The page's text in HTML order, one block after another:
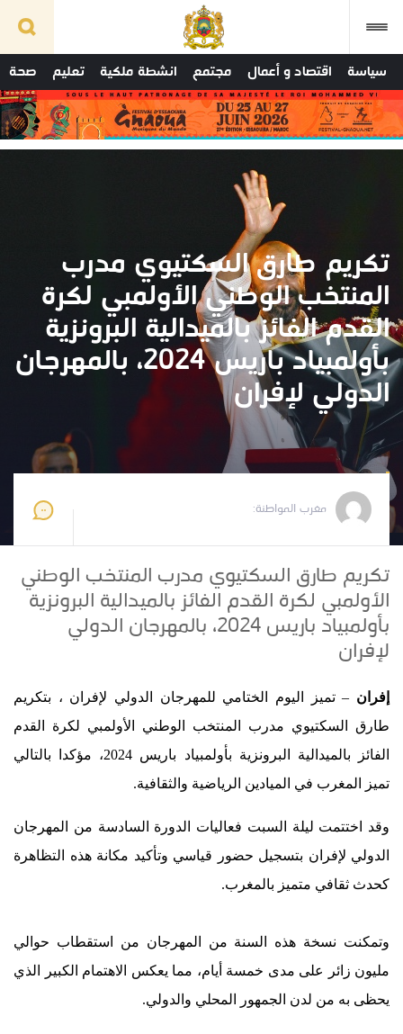
سياسة اقتصاد و أعمال مجتمع انشطة ملكية تعليم صحة
تكريم طارق السكتيوي مدرب
المنتخب الوطني الأولمبي لكرة
القدم الفائز بالميدالية البرونزية
بأولمبياد باريس 2024، بالمهرجان
الدولي لإفران
مغرب المواطنة:
تكريم طارق السكتيوي مدرب المنتخب الوطني
الأولمبي لكرة القدم الفائز بالميدالية البرونزية
بأولمبياد باريس 2024، بالمهرجان الدولي
لإفران
إفران – تميز اليوم الختامي للمهرجان الدولي لإفران ، بتكريم
طارق السكتيوي مدرب المنتخب الوطني الأولمبي لكرة القدم
الفائز بالميدالية البرونزية بأولمبياد باريس 2024، مؤكدا بالتالي
تميز المغرب في الميادين الرياضية والثقافية.
وقد اختتمت ليلة السبت فعاليات الدورة السادسة من المهرجان
الدولي لإفران بتسجيل حضور قياسي وتأكيد مكانة هذه التظاهرة
كحدث ثقافي متميز بالمغرب.
وتمكنت نسخة هذه السنة من المهرجان من استقطاب حوالي
مليون زائر على مدى خمسة أيام، مما يعكس الاهتمام الكبير الذي
يحظى به من لدن الجمهور المحلي والدولي.